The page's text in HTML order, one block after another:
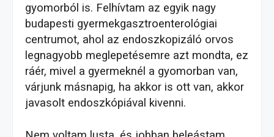
gyomorból is. Felhívtam az egyik nagy
budapesti gyermekgasztroenterológiai
centrumot, ahol az endoszkopizáló orvos
legnagyobb meglepetésemre azt mondta, ez
ráér, mivel a gyermeknél a gyomorban van,
várjunk másnapig, ha akkor is ott van, akkor
javasolt endoszkópiával kivenni.